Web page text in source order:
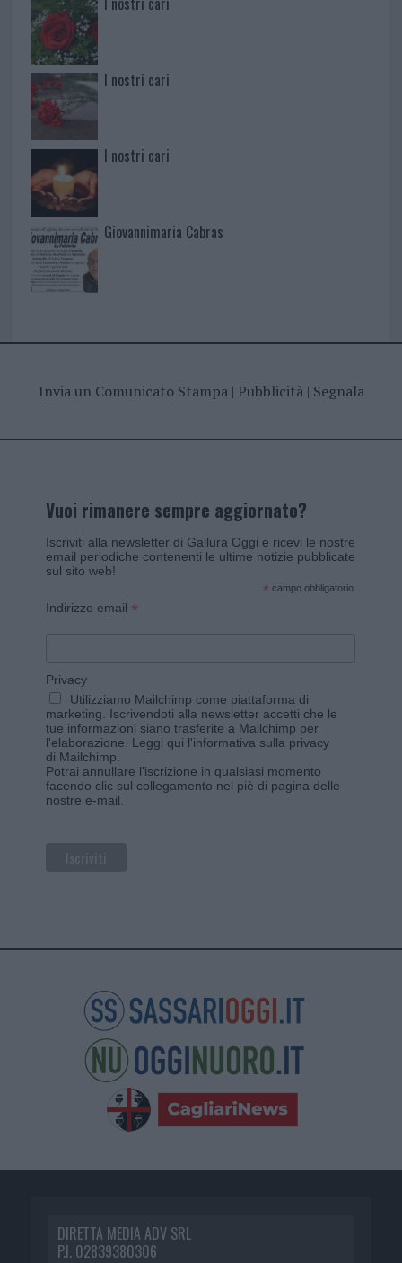
I nostri cari
I nostri cari
Giovannimaria Cabras
Invia un Comunicato Stampa| Pubblicità| Segnala
Vuoi rimanere sempre aggiornato?
Iscriviti alla newsletter di Gallura Oggi e ricevi le nostre
email periodiche contenenti le ultime notizie pubblicate
sul sito web!
* campo obbligatorio
Indirizzo email *
Privacy
Utilizziamo Mailchimp come piattaforma di
marketing. Iscrivendoti alla newsletter accetti che le
tue informazioni siano trasferite a Mailchimp per
l'elaborazione. Leggi qui l'informativa sulla privacy
di Mailchimp
Potrai annullare l'iscrizione in qualsiasi momento
facendo clic sul collegamento nel piè di pagina delle
nostre e-mail.
DIRETTA MEDIA ADV SRL
P.I. 02839380306